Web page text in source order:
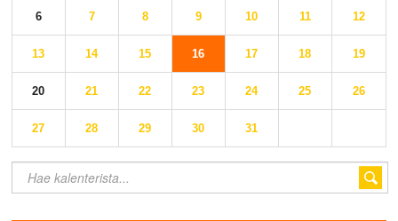
6 7 8 9 10 11 12
13 14 15 16 17 18 19
20 21 22 23 24 25 26
27 28 29 30 31